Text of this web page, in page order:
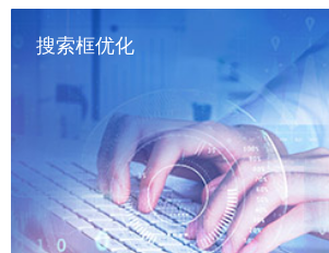
大众点评；雪球；虎扑；贴吧；百度知道
搜索框优化